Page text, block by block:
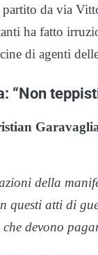
da via
ha fatto
di agenti
“Non
della
questi atti di
devono